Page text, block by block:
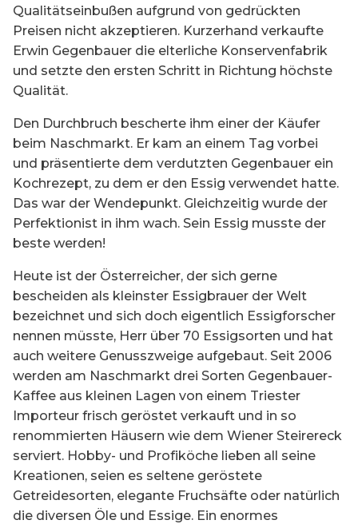
Qualitätseinbußen aufgrund von gedrückten
Preisen nicht akzeptieren. Kurzerhand verkaufte
Erwin Gegenbauer die elterliche Konservenfabrik
und setzte den ersten Schritt in Richtung höchste
Qualität.
Den Durchbruch bescherte ihm einer der Käufer
beim Naschmarkt. Er kam an einem Tag vorbei
und präsentierte dem verdutzten Gegenbauer ein
Kochrezept, zu dem er den Essig verwendet hatte.
Das war der Wendepunkt. Gleichzeitig wurde der
Perfektionist in ihm wach. Sein Essig musste der
beste werden!
Heute ist der Österreicher, der sich gerne
bescheiden als kleinster Essigbrauer der Welt
bezeichnet und sich doch eigentlich Essigforscher
nennen müsste, Herr über 70 Essigsorten und hat
auch weitere Genusszweige aufgebaut. Seit 2006
werden am Naschmarkt drei Sorten Gegenbauer-
Kaffee aus kleinen Lagen von einem Triester
Importeur frisch geröstet verkauft und in so
renommierten Häusern wie dem Wiener Steirereck
serviert. Hobby- und Profiköche lieben all seine
Kreationen, seien es seltene geröstete
Getreidesorten, elegante Fruchsäfte oder natürlich
die diversen Öle und Essige. Ein enormes